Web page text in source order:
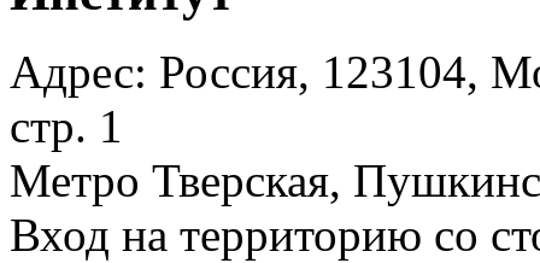
Адрес: Россия, 123104,
стр. 1
Метро Тверская,
Вход на территорию со